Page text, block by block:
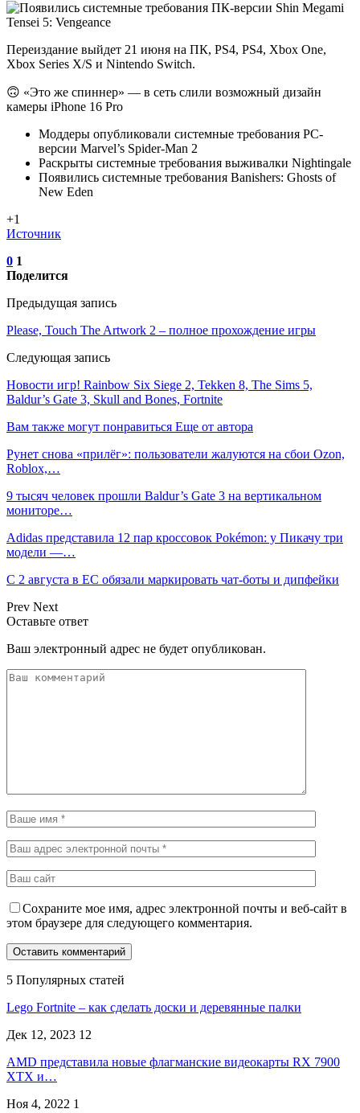
Переиздание выйдет 21 июня на ПК, PS4, PS4, Xbox One,
Xbox Series X/S и Nintendo Switch.
🙃 «Это же спиннер» — в сеть слили возможный дизайн
камеры iPhone 16 Pro
Моддеры опубликовали системные требования PC-
версии Marvel’s Spider-Man 2
Раскрыты системные требования выживалки Nightingale
Появились системные требования Banishers: Ghosts of
New Eden
+1
Источник
0 1
Поделится
Предыдущая запись
Please, Touch The Artwork 2 – полное прохождение игры
Следующая запись
Новости игр! Rainbow Six Siege 2, Tekken 8, The Sims 5,
Baldur’s Gate 3, Skull and Bones, Fortnite
Вам также могут понравиться Еще от автора
Рунет снова «прилёг»: пользователи жалуются на сбои Ozon,
Roblox,…
9 тысяч человек прошли Baldur’s Gate 3 на вертикальном
мониторе…
Adidas представила 12 пар кроссовок Pokémon: у Пикачу три
модели —…
С 2 августа в ЕС обязали маркировать чат-боты и дипфейки
Prev Next
Оставьте ответ
Ваш электронный адрес не будет опубликован.
Сохраните мое имя, адрес электронной почты и веб-сайт в
этом браузере для следующего комментария.
5 Популярных статей
Lego Fortnite – как сделать доски и деревянные палки
Дек 12, 2023 12
AMD представила новые флагманские видеокарты RX 7900
XTX и…
Ноя 4, 2022 1